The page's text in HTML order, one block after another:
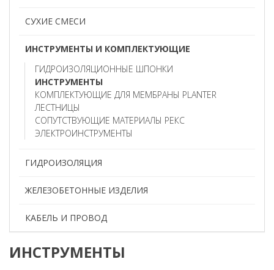
СУХИЕ СМЕСИ
ИНСТРУМЕНТЫ И КОМПЛЕКТУЮЩИЕ
ГИДРОИЗОЛЯЦИОННЫЕ ШПОНКИ
ИНСТРУМЕНТЫ
КОМПЛЕКТУЮЩИЕ ДЛЯ МЕМБРАНЫ PLANTER
ЛЕСТНИЦЫ
СОПУТСТВУЮЩИЕ МАТЕРИАЛЫ РЕКС
ЭЛЕКТРОИНСТРУМЕНТЫ
ГИДРОИЗОЛЯЦИЯ
ЖЕЛЕЗОБЕТОННЫЕ ИЗДЕЛИЯ
КАБЕЛЬ И ПРОВОД
ИНСТРУМЕНТЫ